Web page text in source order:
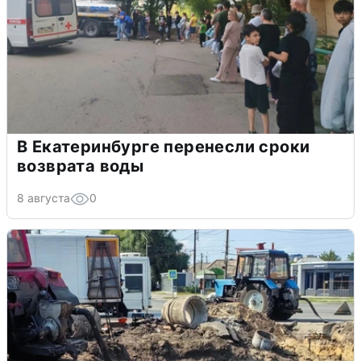
В Екатеринбурге перенесли сроки
возврата воды
8 августа 0